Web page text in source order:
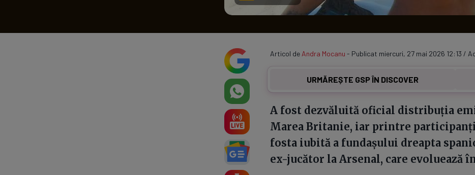
Articol de Andra Mocanu - Publicat miercuri, 27 mai 2026 12:13 /
URMĂREȘTE GSP ÎN DISCOVER
A fost dezvăluită oficial distribuția
Marea Britanie, iar printre
fosta iubită a fundașului dreapta
ex-jucător la Arsenal, care evoluează